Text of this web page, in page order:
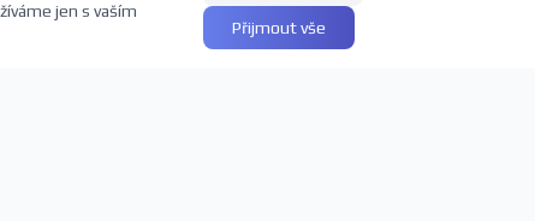
jen s vaším
Přijmout vše